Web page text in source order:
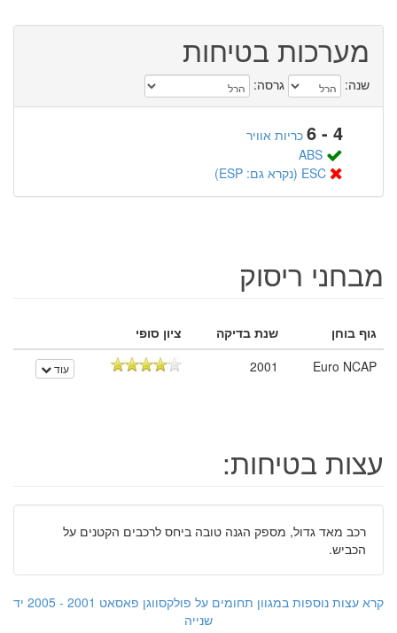
מערכות בטיחות
שנה: גרסה:
4 - 6
כריות אוויר
ABS
ESC (נקרא גם: ESP)
מבחני ריסוק
גוף בוחן שנת בדיקה
ציון סופי
Euro NCAP
2001 עוד
עצות בטיחות:
רכב מאד גדול, מספק הגנה טובה ביחס לרכבים הקטנים על
הכביש.
קרא עצות נוספות במגוון תחומים על פולקסווגן פאסאט 2001 - 2005 יד
שנייה